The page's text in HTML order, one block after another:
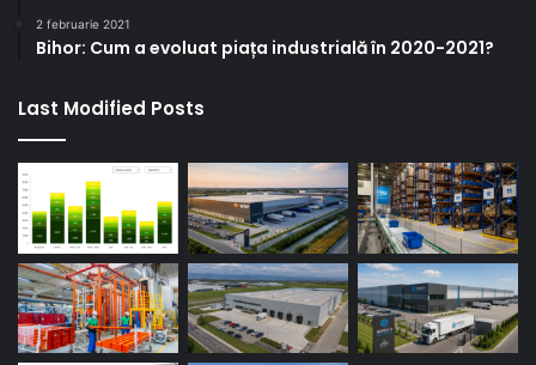
2 februarie 2021
Bihor: Cum a evoluat piața industrială în 2020-2021?
Last Modified Posts